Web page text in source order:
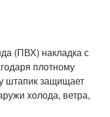
(ПВХ) накладка с
плотному
штапик защищает
холода, ветра,